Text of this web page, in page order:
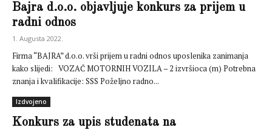
Bajra d.o.o. objavljuje konkurs za prijem u
radni odnos
1. Augusta 2022.
Firma “BAJRA” d.o.o. vrši prijem u radni odnos uposlenika zanimanja
kako slijedi: VOZAČ MOTORNIH VOZILA – 2 izvršioca (m) Potrebna
znanja i kvalifikacije: SSS Poželjno radno...
Izdvojeno
Konkurs za upis studenata na